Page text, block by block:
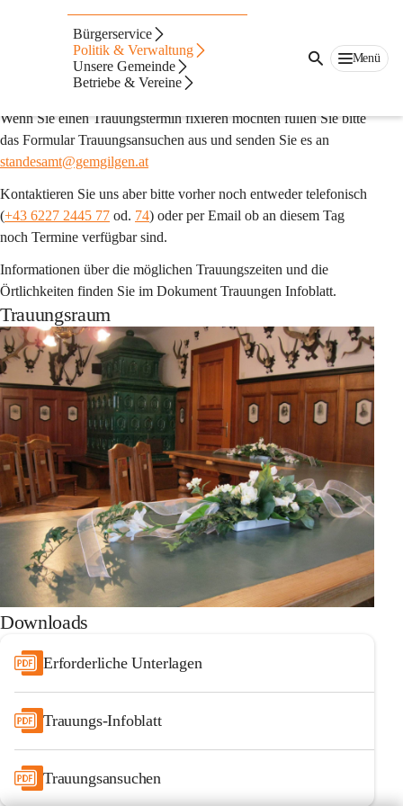
Bürgerservice
Politik & Verwaltung
Unsere Gemeinde
Betriebe & Vereine
Menü
Trauungen
Trauungen in der Gemeinde St. Gilgen
Wenn Sie einen Trauungstermin fixieren möchten füllen Sie bitte
das Formular Trauungsansuchen aus und senden Sie es an
standesamt@gemgilgen.at
Kontaktieren Sie uns aber bitte vorher noch entweder telefonisch
(+43 6227 2445 77 od. 74) oder per Email ob an diesem Tag
noch Termine verfügbar sind.
Informationen über die möglichen Trauungszeiten und die
Örtlichkeiten finden Sie im Dokument Trauungen Infoblatt.
Trauungsraum
Downloads
Erforderliche Unterlagen
Trauungs-Infoblatt
Trauungsansuchen